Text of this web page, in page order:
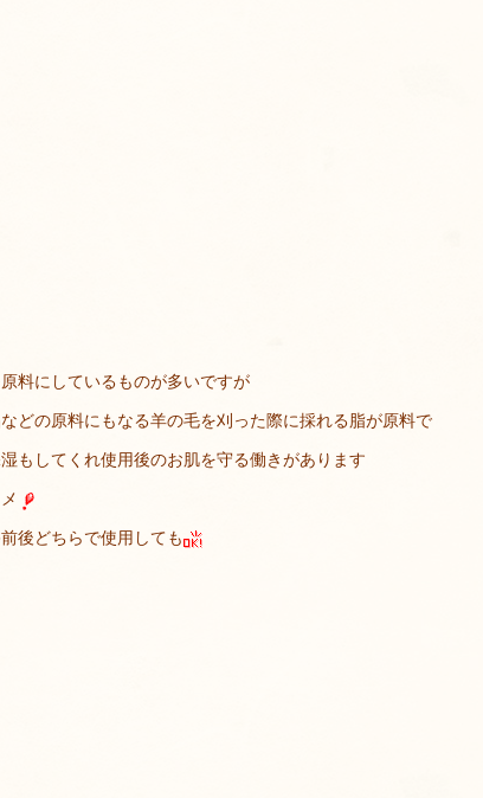
料にしているものが多いですが
どの原料にもなる羊の毛を刈った際に採れる脂が原料で
もしてくれ使用後のお肌を守る働きがあります
後どちらで使用しても